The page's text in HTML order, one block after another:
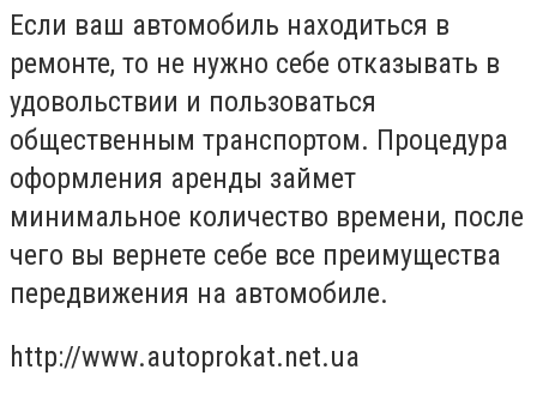
Если ваш автомобиль находиться в
ремонте, то не нужно себе отказывать в
удовольствии и пользоваться
общественным транспортом. Процедура
оформления аренды займет
минимальное количество времени, после
чего вы вернете себе все преимущества
передвижения на автомобиле.
http://www.autoprokat.net.ua